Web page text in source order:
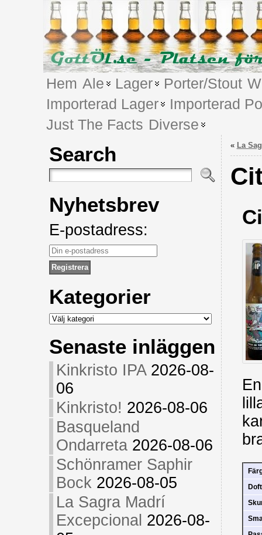
Hem Ale Lager Porter/Stout
Importerad Lager
Importerad
Just The Facts Diverse
Search
Nyhetsbrev
E-postadress:
Kategorier
Kategorier
Senaste inläggen
Kinkristo IPA 2026-08-
06
Kinkristo! 2026-08-06
Basqueland
Ondarreta 2026-08-06
Schönramer Saphir
Bock 2026-08-05
La Sagra Madrí
Excepcional 2026-08-
« La
Doft